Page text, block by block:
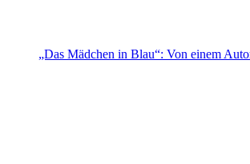
„Das Mädchen in Blau“: Von einem